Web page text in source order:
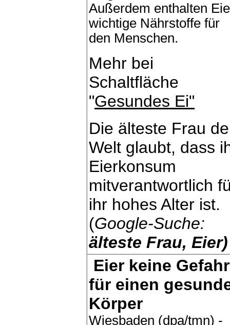
Außerdem enthalten
wichtige Nährstoffe für
den Menschen.
Mehr bei
Schaltfläche
"Gesundes Ei"
Die älteste Frau
Welt glaubt, dass
Eierkonsum
mitverantwortlich
ihr hohes Alter ist.
(Google-Suche:
älteste Frau, Eier)
Eier keine Gefahr
für einen
Körper
Wiesbaden (dpa/tmn) -